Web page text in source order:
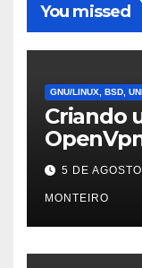
You missed
GNU/LINUX, BSD,
Criando
distros
Mint Linux
5 DE
MONTEIRO